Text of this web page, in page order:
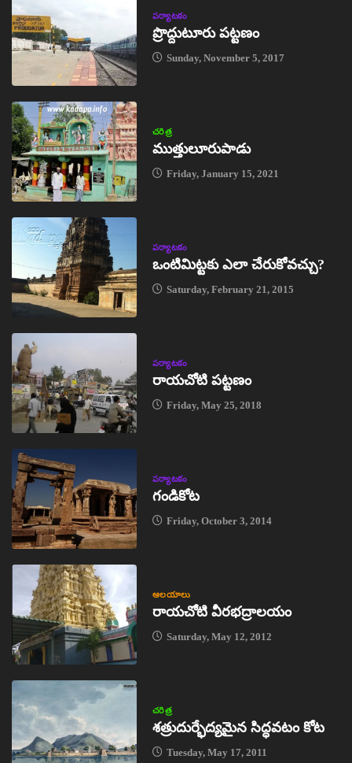
పర్యాటకం
ప్రొద్దుటూరు పట్టణం
Sunday, November 5, 2017
చరిత్ర
ముత్తులూరుపాడు
Friday, January 15, 2021
పర్యాటకం
ఒంటిమిట్టకు ఎలా చేరుకోవచ్చు?
Saturday, February 21, 2015
పర్యాటకం
రాయచోటి పట్టణం
Friday, May 25, 2018
పర్యాటకం
గండికోట
Friday, October 3, 2014
ఆలయాలు
రాయచోటి వీరభద్రాలయం
Saturday, May 12, 2012
చరిత్ర
శత్రుదుర్భేద్యమైన సిద్ధవటం కోట
Tuesday, May 17, 2011